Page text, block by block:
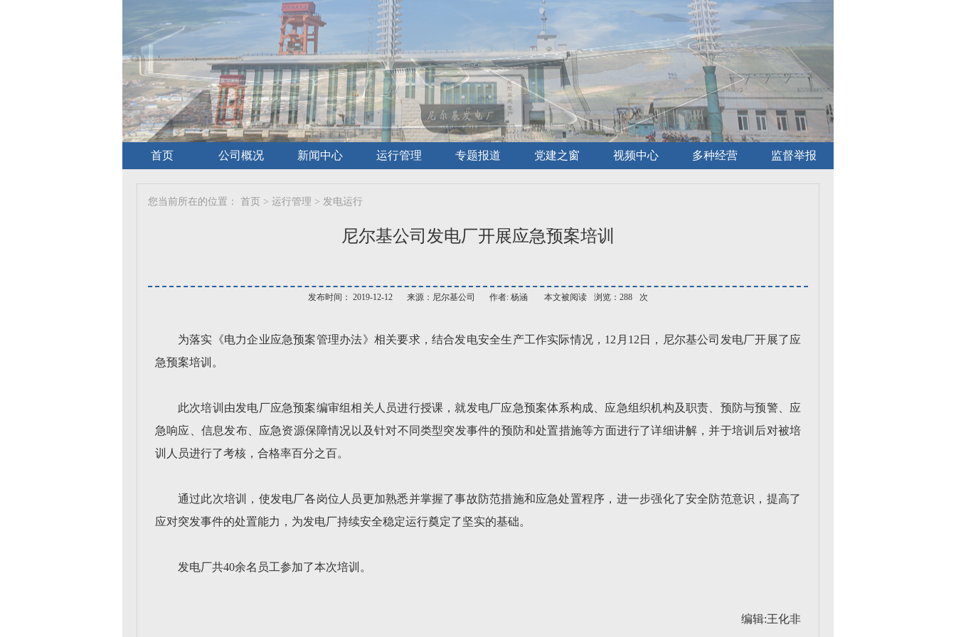
首页 公司概况 新闻中心 运行管理 专题报道 党建之窗 视频中心 多种经营 监督举报
您当前所在的位置： 首页 > 运行管理 > 发电运行
尼尔基公司发电厂开展应急预案培训
发布时间： 2019-12-12 来源：尼尔基公司 作者: 杨涵 本文被阅读 浏览：288 次
为落实《电力企业应急预案管理办法》相关要求，结合发电安全生产工作实际情况，12月12日，尼尔基公司发电厂开展了应
急预案培训。
此次培训由发电厂应急预案编审组相关人员进行授课，就发电厂应急预案体系构成、应急组织机构及职责、预防与预警、应
急响应、信息发布、应急资源保障情况以及针对不同类型突发事件的预防和处置措施等方面进行了详细讲解，并于培训后对被培
训人员进行了考核，合格率百分之百。
通过此次培训，使发电厂各岗位人员更加熟悉并掌握了事故防范措施和应急处置程序，进一步强化了安全防范意识，提高了
应对突发事件的处置能力，为发电厂持续安全稳定运行奠定了坚实的基础。
发电厂共40余名员工参加了本次培训。
编辑:王化非